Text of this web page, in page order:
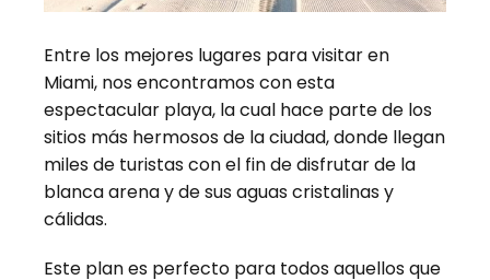
Entre los mejores lugares para visitar en
Miami, nos encontramos con esta
espectacular playa, la cual hace parte de los
sitios más hermosos de la ciudad, donde llegan
miles de turistas con el fin de disfrutar de la
blanca arena y de sus aguas cristalinas y
cálidas.
Este plan es perfecto para todos aquellos que